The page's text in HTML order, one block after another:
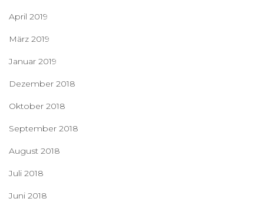
April 2019
März 2019
Januar 2019
Dezember 2018
Oktober 2018
September 2018
August 2018
Juli 2018
Juni 2018